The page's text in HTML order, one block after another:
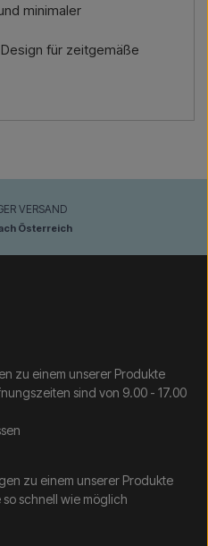
minimaler
für zeitgemäße
VERSAND
Österreich
zu einem unserer Produkte
sind von 9.00 - 17.00
zu einem unserer Produkte
schnell wie möglich